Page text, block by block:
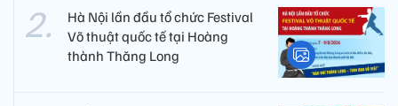
Hà Nội lần đầu tổ chức Festival
Võ thuật quốc tế tại Hoàng
thành Thăng Long